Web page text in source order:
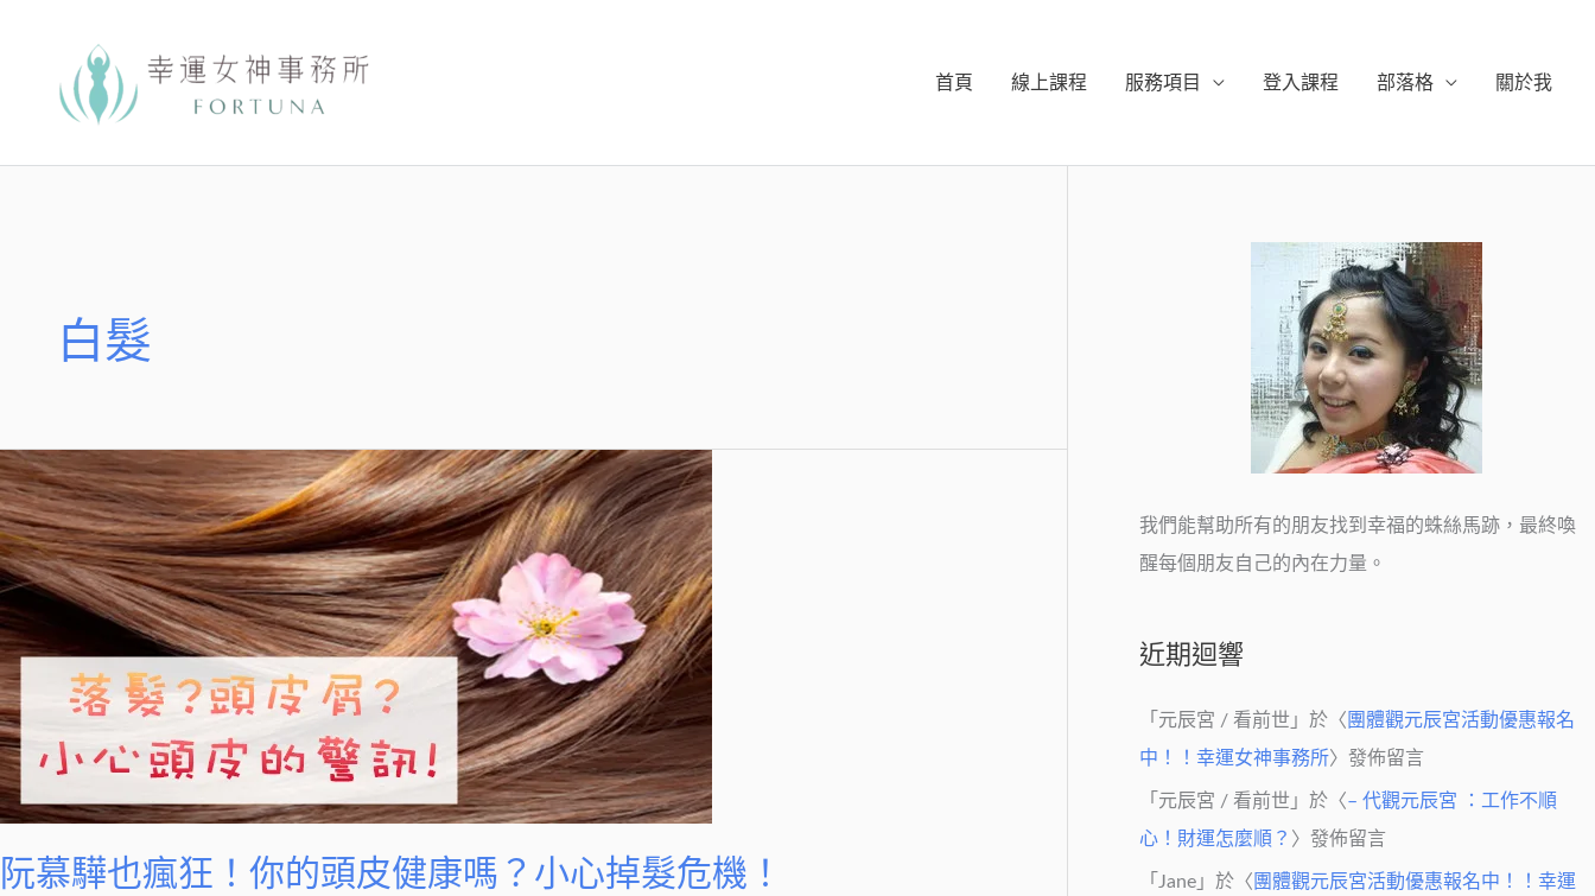
首頁 線上課程 服務項目 登入課程 部落格 關於我
白髮
阮慕驊也瘋狂！你的頭皮健康嗎？小心掉髮危機！
阮
慕
驊
也
瘋
狂！
你
的
頭
皮
健
嗎？
我們能幫助所有的朋友找到幸福的蛛絲馬跡，最終喚
醒每個朋友自己的內在力量。
近期迴響
「 元辰宮 / 看前世 」於〈 團體觀元辰宮活動優惠報名
中！！幸運女神事務所〉發佈留言
「 元辰宮 / 看前世 」於〈– 代觀元辰宮 ：工作不順
心！財運怎麼順？ 〉發佈留言
「 Jane 」於〈 團體觀元辰宮活動優惠報名中！！幸運